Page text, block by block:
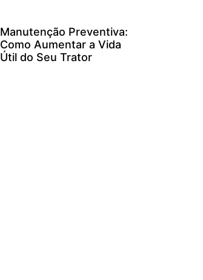
Manutenção Preventiva:
Como Aumentar a Vida
Útil do Seu Trator